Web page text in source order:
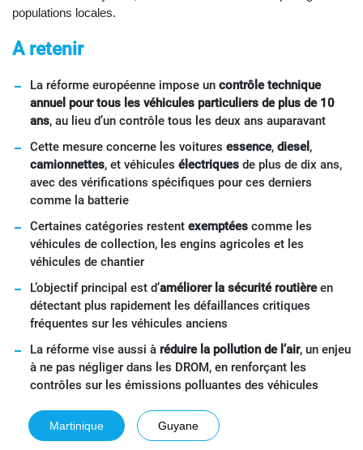
populations locales.
A retenir
La réforme européenne impose un contrôle technique
annuel pour tous les véhicules particuliers de plus de 10
ans, au lieu d’un contrôle tous les deux ans auparavant
Cette mesure concerne les voitures essence, diesel ,
camionnettes, et véhicules électriques de plus de dix ans,
avec des vérifications spécifiques pour ces derniers
comme la batterie
Certaines catégories restent exemptées comme les
véhicules de collection, les engins agricoles et les
véhicules de chantier
L’objectif principal est d’améliorer la sécurité routièreen
détectant plus rapidement les défaillances critiques
fréquentes sur les véhicules anciens
La réforme vise aussi à réduire la pollution de l’air, un enjeu
à ne pas négliger dans les DROM, en renforçant les
contrôles sur les émissions polluantes des véhicules
Martinique Guyane